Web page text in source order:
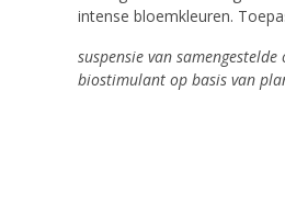
intense bloemkleuren.
suspensie van
biostimulant op basis van